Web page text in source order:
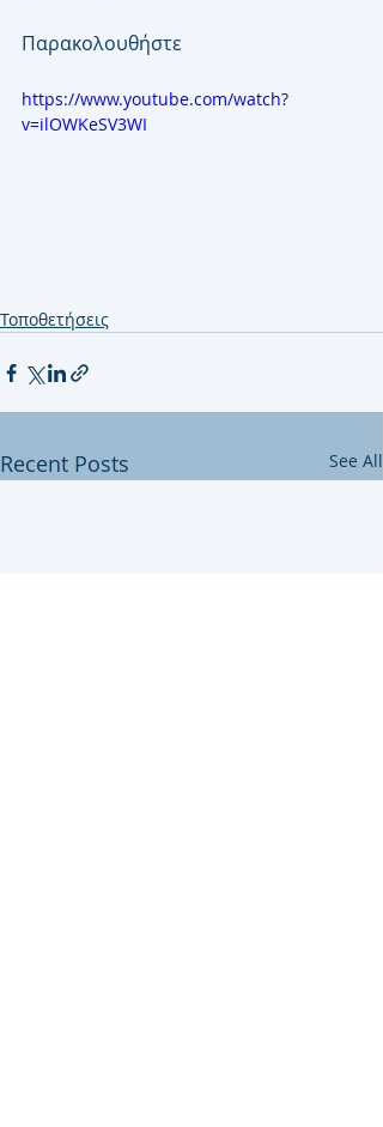
Παρακολουθήστε
https://www.youtube.com/watch?
v=ilOWKeSV3WI
Τοποθετήσεις
Recent Posts See All